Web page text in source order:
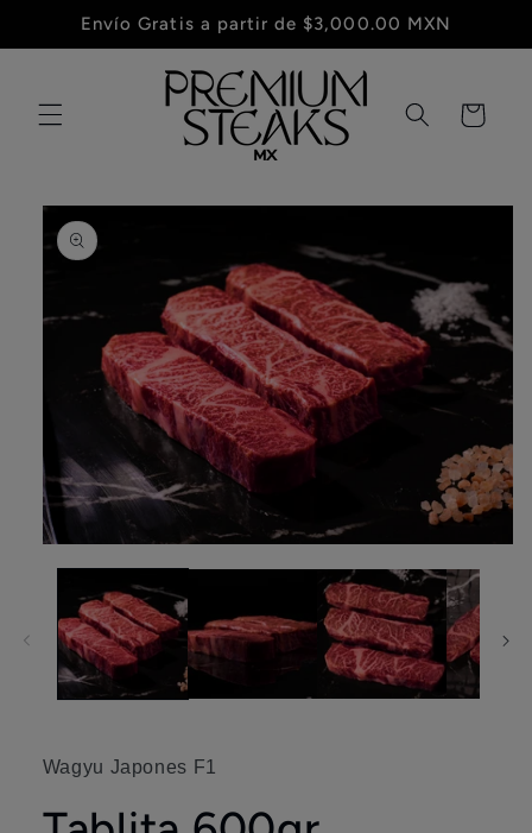
directamente
al contenido
Envío Gratis a partir de $3,000.00 MXN
Carrito
directamente
información
elemento
multimedia
una
ventana
modal
Wagyu Japones F1